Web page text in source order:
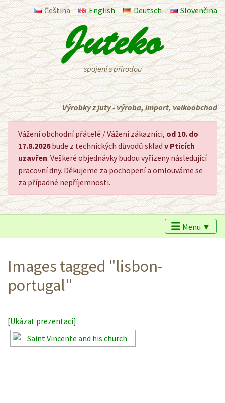
Čeština English Deutsch Slovenčina
spojení s přírodou
Výrobky z juty - výroba, import, velkoobchod
Vážení obchodní přátelé / Vážení zákazníci, od 10. do
17.8.2026bude z technických důvodů sklad v Pticích
uzavřen. Veškeré objednávky budou vyřízeny následující
pracovní dny. Děkujeme za pochopení a omlouváme se
za případné nepříjemnosti.
Menu ▼
Images tagged "lisbon-
portugal"
[Ukázat prezentaci]